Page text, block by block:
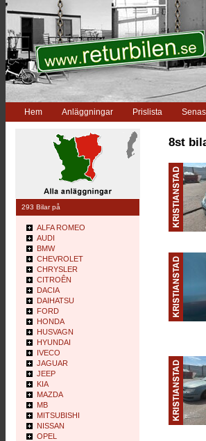
Hem Anläggningar Prislista
8st
293 Bilar på
ALFA ROMEO
AUDI
BMW
CHEVROLET
CHRYSLER
CITROÊN
DACIA
DAIHATSU
FORD
HONDA
HUSVAGN
HYUNDAI
IVECO
JAGUAR
JEEP
KIA
MAZDA
MB
MITSUBISHI
NISSAN
OPEL